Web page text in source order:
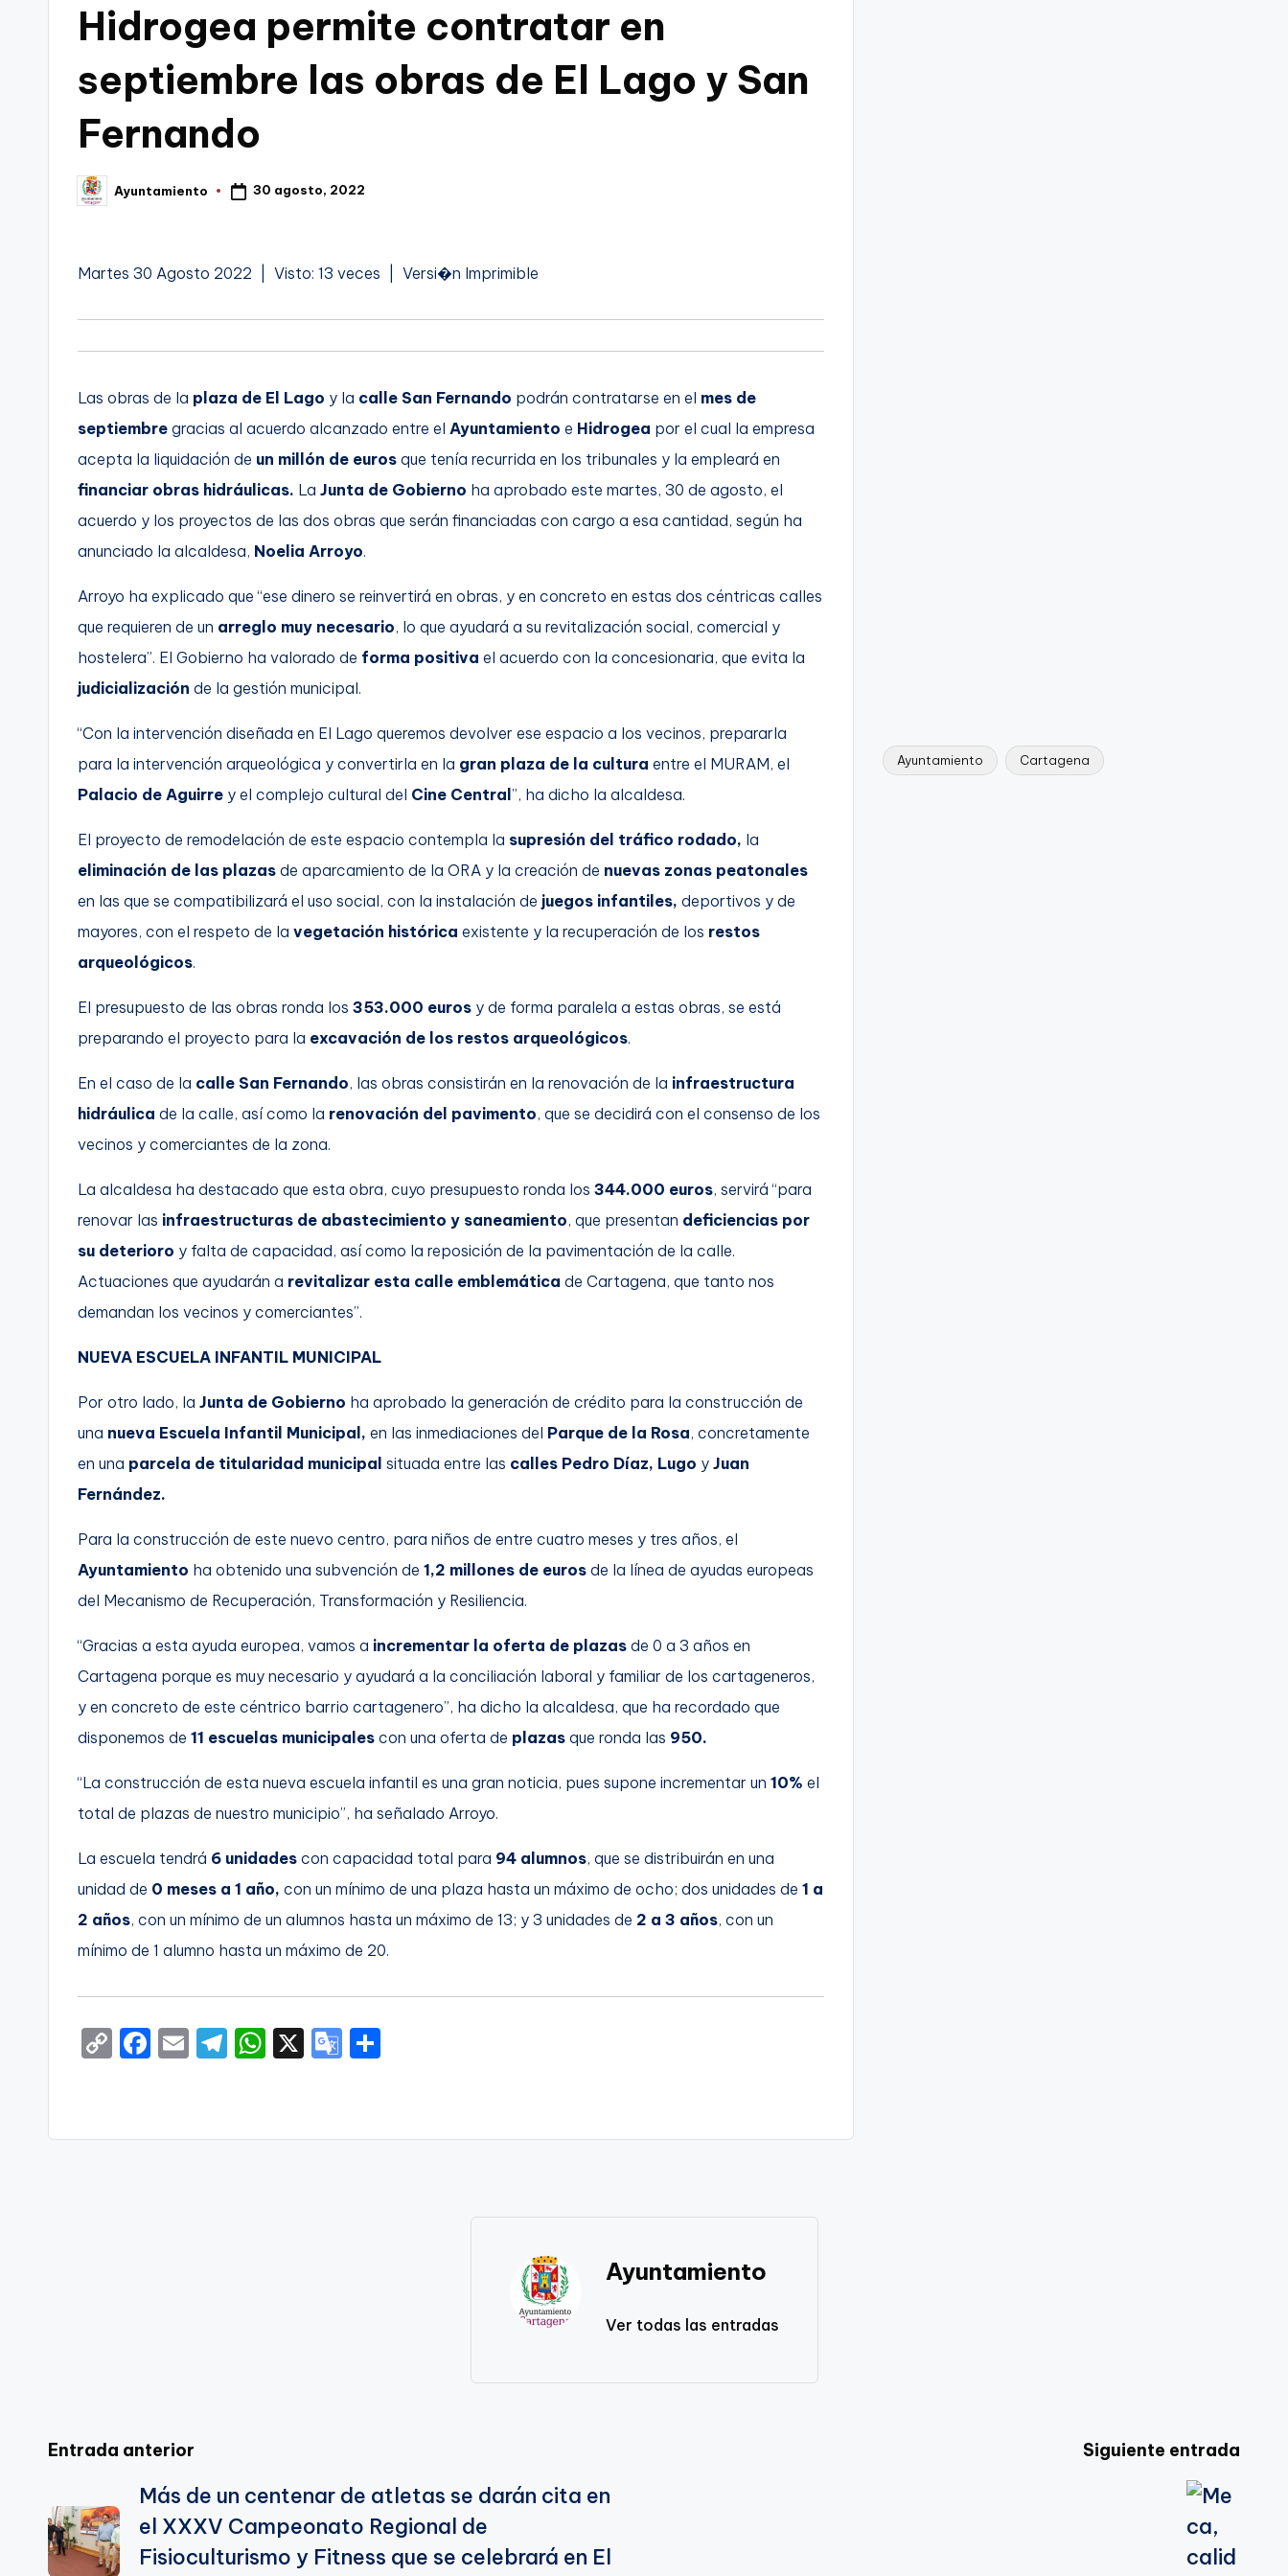
Hidrogea permite contratar en
septiembre las obras de El Lago y San
Fernando
Publicado
por
Ayuntamiento 30 agosto, 2022
Martes 30 Agosto 2022 | Visto: 13 veces | Versi�n Imprimible
Las obras de la plaza de El Lago y la calle San Fernando podrán contratarse en el mes de
septiembre gracias al acuerdo alcanzado entre el Ayuntamiento e Hidrogea por el cual la empresa
acepta la liquidación de un millón de euros que tenía recurrida en los tribunales y la empleará en
financiar obras hidráulicas. La Junta de Gobierno ha aprobado este martes, 30 de agosto, el
acuerdo y los proyectos de las dos obras que serán financiadas con cargo a esa cantidad, según ha
anunciado la alcaldesa, Noelia Arroyo.
Arroyo ha explicado que “ese dinero se reinvertirá en obras, y en concreto en estas dos céntricas calles
que requieren de un arreglo muy necesario, lo que ayudará a su revitalización social, comercial y
hostelera”. El Gobierno ha valorado de forma positiva el acuerdo con la concesionaria, que evita la
judicialización de la gestión municipal.
“Con la intervención diseñada en El Lago queremos devolver ese espacio a los vecinos, prepararla
para la intervención arqueológica y convertirla en la gran plaza de la cultura entre el MURAM, el
Palacio de Aguirre y el complejo cultural del Cine Central ”, ha dicho la alcaldesa.
El proyecto de remodelación de este espacio contempla la supresión del tráfico rodado, la
eliminación de las plazas de aparcamiento de la ORA y la creación de nuevas zonas peatonales
en las que se compatibilizará el uso social, con la instalación de juegos infantiles, deportivos y de
mayores, con el respeto de la vegetación histórica existente y la recuperación de los restos
arqueológicos.
El presupuesto de las obras ronda los 353.000 euros y de forma paralela a estas obras, se está
preparando el proyecto para la excavación de los restos arqueológicos.
En el caso de la calle San Fernando, las obras consistirán en la renovación de la infraestructura
hidráulica de la calle, así como la renovación del pavimento, que se decidirá con el consenso de los
vecinos y comerciantes de la zona.
La alcaldesa ha destacado que esta obra, cuyo presupuesto ronda los 344.000 euros, servirá “para
renovar las infraestructuras de abastecimiento y saneamiento, que presentan deficiencias por
su deterioro y falta de capacidad, así como la reposición de la pavimentación de la calle.
Actuaciones que ayudarán a revitalizar esta calle emblemática de Cartagena, que tanto nos
demandan los vecinos y comerciantes”.
NUEVA ESCUELA INFANTIL MUNICIPAL
Por otro lado, la Junta de Gobierno ha aprobado la generación de crédito para la construcción de
una nueva Escuela Infantil Municipal, en las inmediaciones del Parque de la Rosa, concretamente
en una parcela de titularidad municipal situada entre las calles Pedro Díaz, Lugo y Juan
Fernández.
Para la construcción de este nuevo centro, para niños de entre cuatro meses y tres años, el
Ayuntamiento ha obtenido una subvención de 1,2 millones de euros de la línea de ayudas europeas
del Mecanismo de Recuperación, Transformación y Resiliencia.
“Gracias a esta ayuda europea, vamos a incrementar la oferta de plazas de 0 a 3 años en
Cartagena porque es muy necesario y ayudará a la conciliación laboral y familiar de los cartageneros,
y en concreto de este céntrico barrio cartagenero”, ha dicho la alcaldesa, que ha recordado que
disponemos de 11 escuelas municipales con una oferta de plazas que ronda las 950.
“La construcción de esta nueva escuela infantil es una gran noticia, pues supone incrementar un 10% el
total de plazas de nuestro municipio”, ha señalado Arroyo.
La escuela tendrá 6 unidades con capacidad total para 94 alumnos, que se distribuirán en una
unidad de 0 meses a 1 año, con un mínimo de una plaza hasta un máximo de ocho; dos unidades de 1 a
2 años, con un mínimo de un alumnos hasta un máximo de 13; y 3 unidades de 2 a 3 años, con un
mínimo de 1 alumno hasta un máximo de 20.
C
y
F
e
E
l
T
gr
W
ts
X
G
gl e
Etiquetas:
Ayuntamiento Cartagena
Ayuntamiento
Ver todas las entradas
Navegación
de
entradas
Entrada anterior
Más de un centenar de atletas se darán cita en
el XXXV Campeonato Regional de
Fisioculturismo y Fitness que se celebrará en El
Siguiente entrada